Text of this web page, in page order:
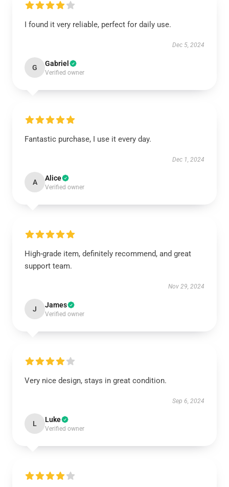
I found it very reliable, perfect for daily use.
Dec 5, 2024
G Gabriel
Verified owner
Fantastic purchase, I use it every day.
Dec 1, 2024
A Alice
Verified owner
High-grade item, definitely recommend, and great
support team.
Nov 29, 2024
J James
Verified owner
Very nice design, stays in great condition.
Sep 6, 2024
L Luke
Verified owner